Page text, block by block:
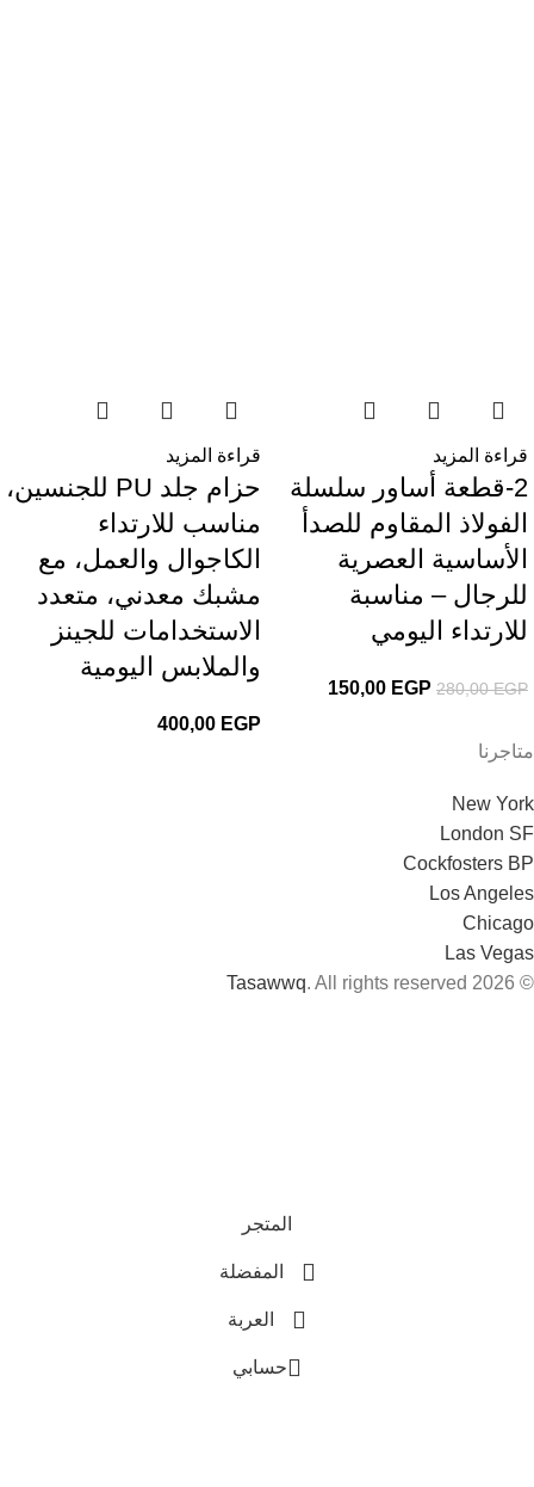
قراءة المزيد
2-قطعة أساور سلسلة
الفولاذ المقاوم للصدأ
الأساسية العصرية
للرجال – مناسبة
للارتداء اليومي
280,00EGP
150,00 EGP
قراءة المزيد
حزام جلد PU للجنسين،
مناسب للارتداء
الكاجوال والعمل، مع
مشبك معدني، متعدد
الاستخدامات للجينز
والملابس اليومية
400,00 EGP
متاجرنا
New York
London SF
Cockfosters BP
Los Angeles
Chicago
Las Vegas
© 2026
Tasawwq. All rights reserved
المتجر
المفضلة
العربة
حسابي